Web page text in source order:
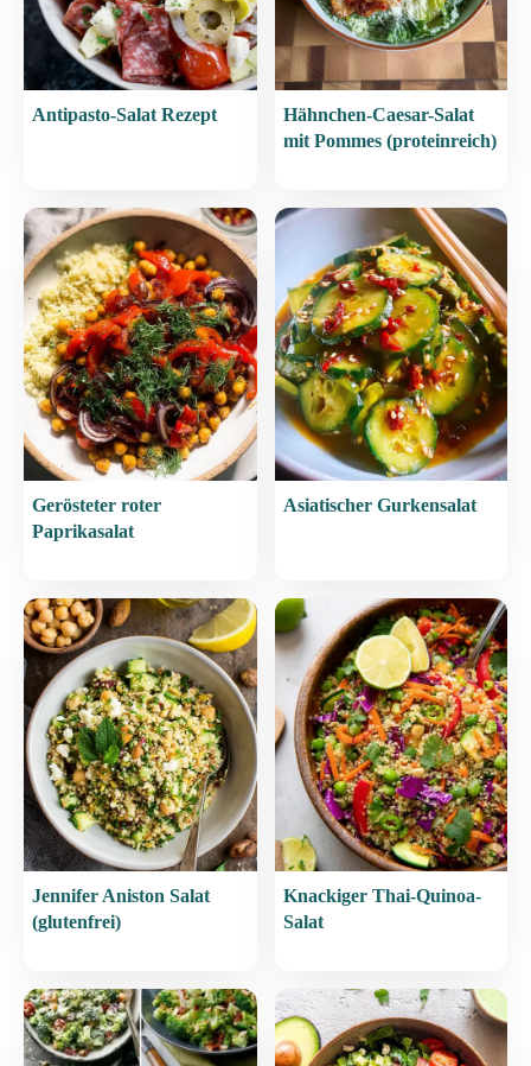
Antipasto-Salat Rezept
Hähnchen-Caesar-Salat
mit Pommes (proteinreich)
Gerösteter roter
Paprikasalat
Asiatischer Gurkensalat
Jennifer Aniston Salat
(glutenfrei)
Knackiger Thai-Quinoa-
Salat